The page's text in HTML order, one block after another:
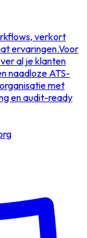
verkort
ervaringen.Voor
al je klanten
naadloze ATS-
met
en audit-ready